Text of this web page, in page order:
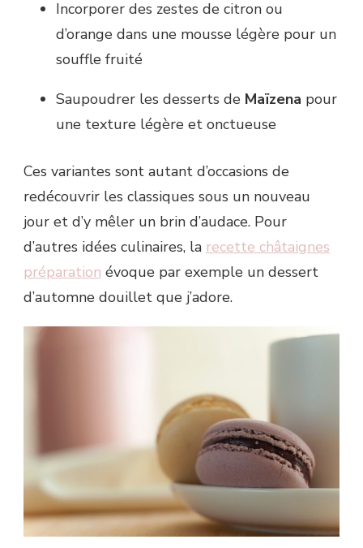
Incorporer des zestes de citron ou
d’orange dans une mousse légère pour un
souffle fruité
Saupoudrer les desserts de Maïzena pour
une texture légère et onctueuse
Ces variantes sont autant d’occasions de
redécouvrir les classiques sous un nouveau
jour et d’y mêler un brin d’audace. Pour
d’autres idées culinaires, la recette châtaignes
préparation évoque par exemple un dessert
d’automne douillet que j’adore.